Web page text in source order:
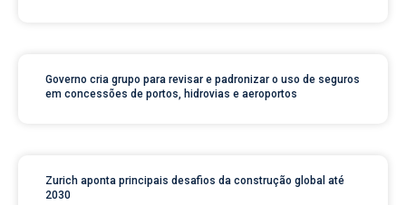
Governo cria grupo para revisar e padronizar o uso de seguros
em concessões de portos, hidrovias e aeroportos
Zurich aponta principais desafios da construção global até
2030